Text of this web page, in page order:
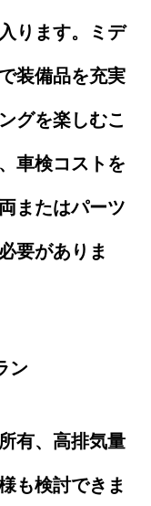
ります。ミデ
装備品を充実
グを楽しむこ
車検コストを
またはパーツ
要がありま
ン
有、高排気量
も検討できま